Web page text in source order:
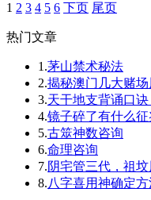
1 2 3 4 5 6 下页 尾页
热门文章
1.茅山禁术秘法
2.揭秘澳门几大赌
3.天干地支背诵口诀
4.镜子碎了有什么
5.古筮神数咨询
6.命理咨询
7.阴宅管三代，祖
8.八字喜用神确定